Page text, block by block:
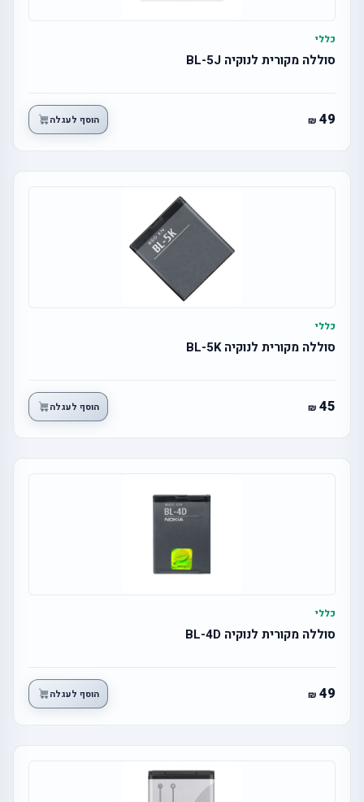
כללי
סוללה מקורית לנוקיה BL-5J
49 הוסף לעגלה
כללי
סוללה מקורית לנוקיה BL-5K
45 הוסף לעגלה
כללי
סוללה מקורית לנוקיה BL-4D
49 הוסף לעגלה